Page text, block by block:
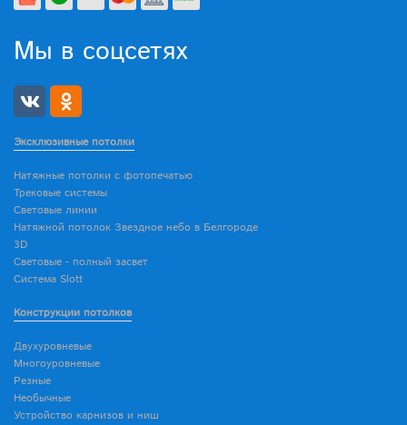
Мы в соцсетях
Эксклюзивные потолки
Натяжные потолки с фотопечатью
Трековые системы
Световые линии
Натяжной потолок Звездное небо в Белгороде
3D
Световые - полный засвет
Система Slott
Конструкции потолков
Двухуровневые
Многоуровневые
Резные
Необычные
Устройство карнизов и ниш